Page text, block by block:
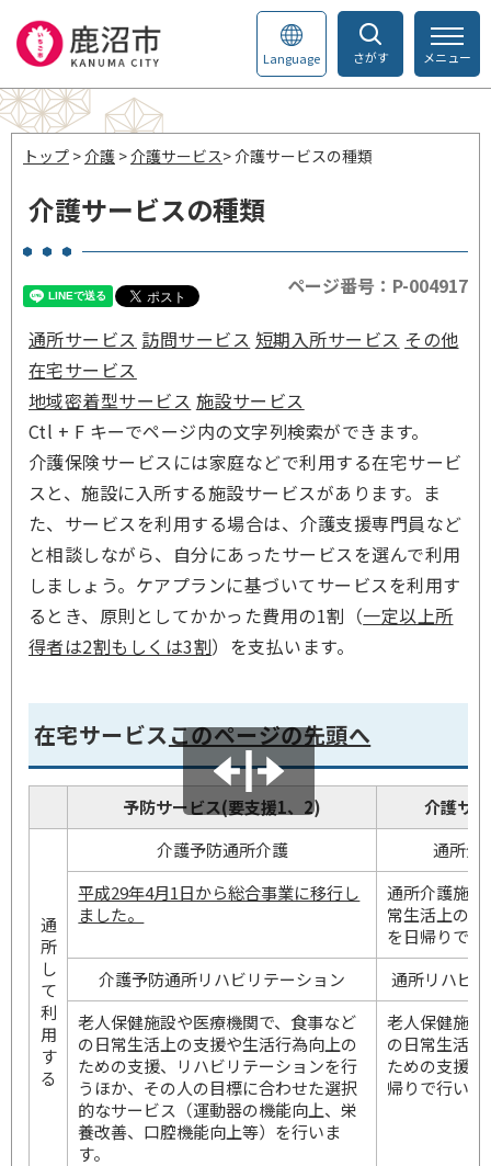
さがす
Language メニュー
トップ >介護 >介護サービス> 介護サービスの種類
介護サービスの種類
ページ番号：P-004917
通所サービス 訪問サービス 短期入所サービス その他
在宅サービス
地域密着型サービス 施設サービス
Ctl + F キーでページ内の文字列検索ができます。
介護保険サービスには家庭などで利用する在宅サービ
スと、施設に入所する施設サービスがあります。ま
た、サービスを利用する場合は、介護支援専門員など
と相談しながら、自分にあったサービスを選んで利用
しましょう。ケアプランに基づいてサービスを利用す
るとき、原則としてかかった費用の1割（一定以上所
得者は2割もしくは3割）を支払います。
在宅サービスこのページの先頭へ
予防サービス(要支援1、2) 介護サ
通
所
し
て
利
用
す
る
介護予防通所介護
通所介
平成29年4月1日から総合事業に移行し
ました。
通所介護施
常生活上の
を日帰りで行
介護予防通所リハビリテーション
通所リハビ
老人保健施設や医療機関で、食事など
の日常生活上の支援や生活行為向上の
ための支援、リハビリテーションを行
うほか、その人の目標に合わせた選択
的なサービス（運動器の機能向上、栄
養改善、口腔機能向上等）を行いま
す。
老人保健施
の日常生活
ための支援
帰りで行いま